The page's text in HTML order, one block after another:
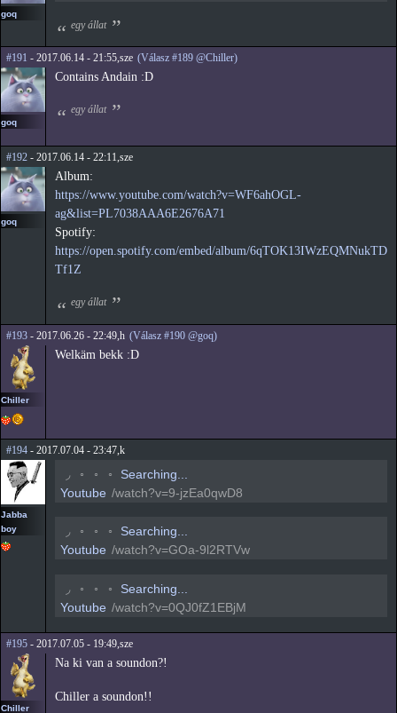
goq
egy állat
#191 - 2017.06.14 - 21:55,sze (Válasz #189 @Chiller)
goq
Contains Andain :D
egy állat
#192 - 2017.06.14 - 22:11,sze
goq
Album:
https://www.youtube.com/watch?v=WF6ahOGL-
ag&list=PL7038AAA6E2676A71
Spotify:
https://open.spotify.com/embed/album/6qTOK13IWzEQMNukTD
Tf1Z
egy állat
#193 - 2017.06.26 - 22:49,h (Válasz #190 @goq)
Chiller
Welkäm bekk :D
#194 - 2017.07.04 - 23:47,k
Jabba
boy
◟ ◦ ◦ ◦
Searching...
Youtube /watch?v=9-jzEa0qwD8
◟ ◦ ◦ ◦
Searching...
Youtube /watch?v=GOa-9l2RTVw
◟ ◦ ◦ ◦
Searching...
Youtube /watch?v=0QJ0fZ1EBjM
#195 - 2017.07.05 - 19:49,sze
Chiller
Na ki van a soundon?!
Chiller a soundon!!